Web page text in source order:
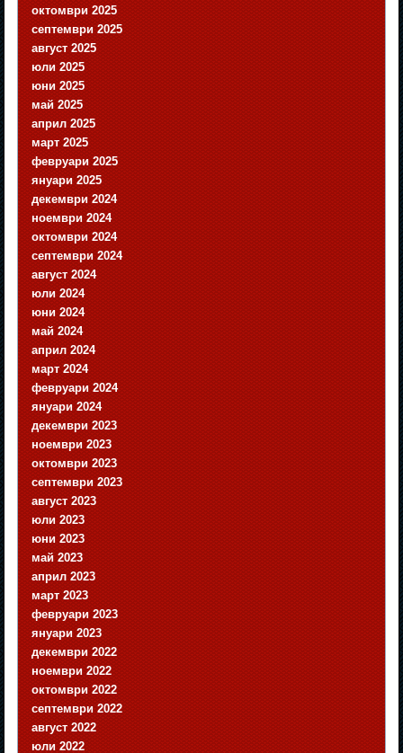
октомври 2025
септември 2025
август 2025
юли 2025
юни 2025
май 2025
април 2025
март 2025
февруари 2025
януари 2025
декември 2024
ноември 2024
октомври 2024
септември 2024
август 2024
юли 2024
юни 2024
май 2024
април 2024
март 2024
февруари 2024
януари 2024
декември 2023
ноември 2023
октомври 2023
септември 2023
август 2023
юли 2023
юни 2023
май 2023
април 2023
март 2023
февруари 2023
януари 2023
декември 2022
ноември 2022
октомври 2022
септември 2022
август 2022
юли 2022